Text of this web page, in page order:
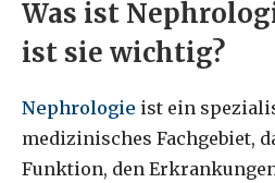
Was ist
ist sie wichtig?
Nephrologie ist ein
medizinisches Fachgebiet,
Funktion, den